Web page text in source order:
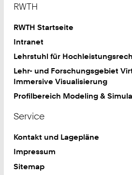
RWTH
RWTH Startseite
Intranet
Lehrstuhl für
Lehr- und Forschungsgebiet
Immersive Visualisierung
Profilbereich Modeling &
Service
Kontakt und Lagepläne
Impressum
Sitemap